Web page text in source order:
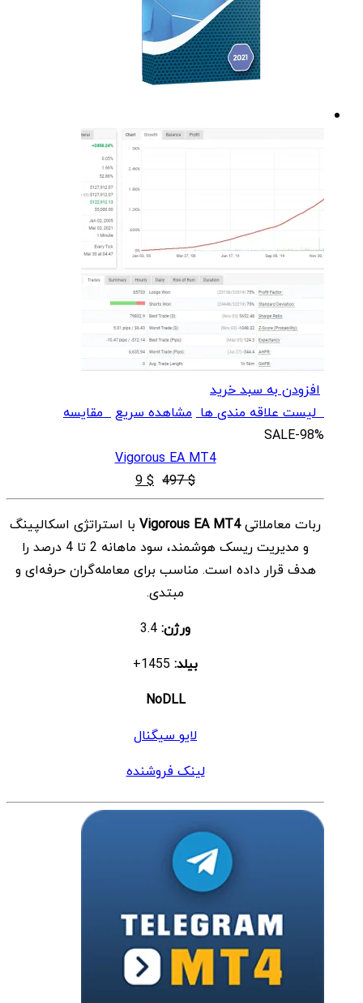
افزودن به سبد خرید
لیست علاقه مندی ها مشاهده سریعمقایسه
SALE-98%
Vigorous EA MT4
$
497
قیمت
اصلی
$ 497
بود.
$
9 قیمت
فعلی
$ 9
است.
ربات معاملاتیVigorous EA MT4 با استراتژی اسکالپینگ
و مدیریت ریسک هوشمند، سود ماهانه 2 تا 4 درصد را
هدف قرار داده است. مناسب برای معامله‌گران حرفه‌ای و
مبتدی.
ورژن:
بیلد:
NoDLL
لایو سیگنال
لینک فروشنده